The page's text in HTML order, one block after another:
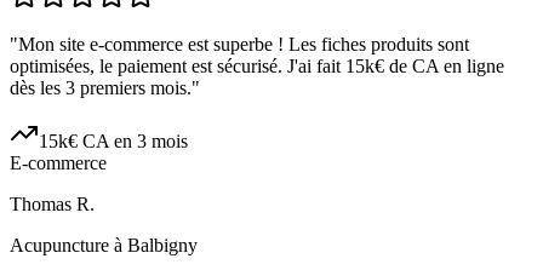
"Mon site e-commerce est superbe ! Les fiches produits sont
optimisées, le paiement est sécurisé. J'ai fait 15k€ de CA en ligne
dès les 3 premiers mois."
15k€ CA en 3 mois
E-commerce
Thomas R.
Acupuncture à Balbigny